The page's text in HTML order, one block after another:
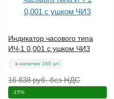
Индикатор часового типа
ИЧ-1 0,001 с ушком ЧИЗ
в наличии 160 шт.
16 838 руб.без НДС
-15%